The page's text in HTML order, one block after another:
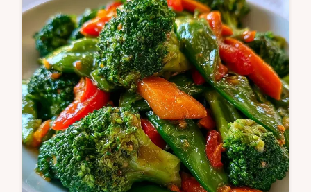
vos invités. Ce guide détaille le processus
de cuisson pour un résultat ferme. Idéal
pour un apéro léger.